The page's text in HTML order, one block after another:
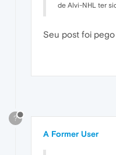
de Alvi-NHL ter
Seu post foi
?
A Former User